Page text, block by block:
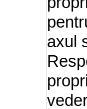
axul